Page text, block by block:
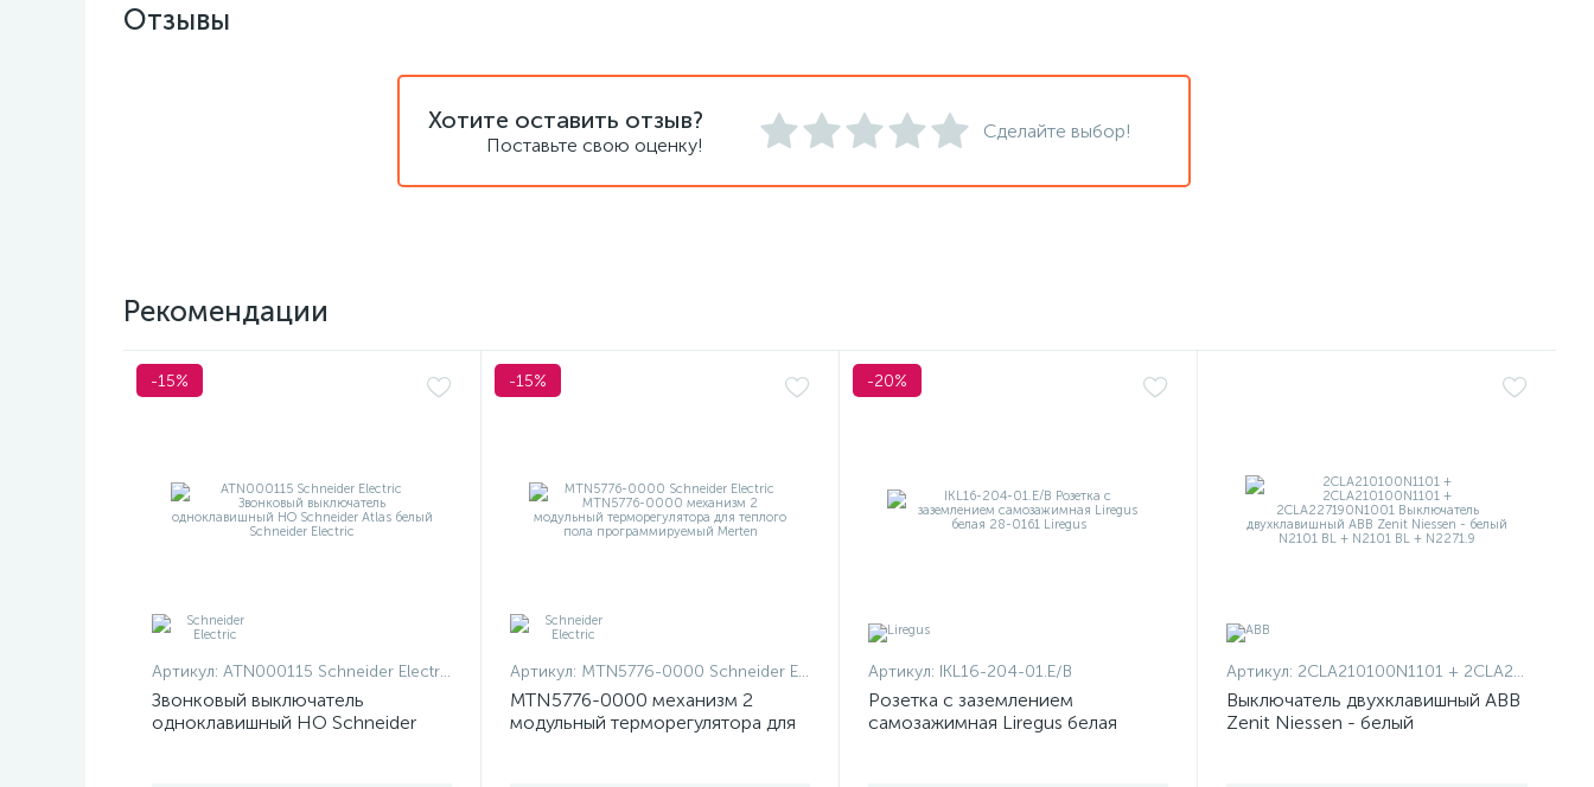
Отзывы
Хотите оставить отзыв?
Поставьте свою оценку!
Сделайте выбор!
Рекомендации
-15%
Артикул: ATN000115 Schneider Electric
Звонковый выключатель
одноклавишный НО Schneider
-15%
Артикул: MTN5776-0000 Schneider Electric
MTN5776-0000 механизм 2
модульный терморегулятора для
-20%
Артикул: IKL16-204-01.E/B
Розетка с заземлением
самозажимная Liregus белая
Артикул: 2CLA210100N1101 + 2CLA210100N1101 + 2CLA227190N1001
Выключатель двухклавишный ABB
Zenit Niessen - белый